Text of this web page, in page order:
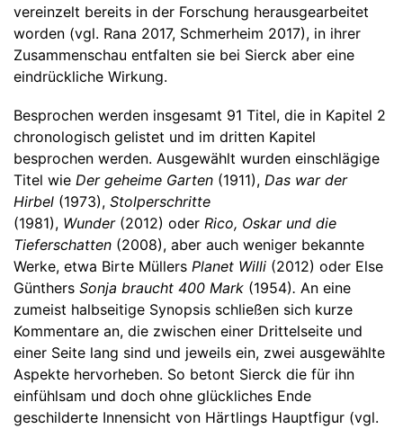
vereinzelt bereits in der Forschung herausgearbeitet
worden (vgl. Rana 2017, Schmerheim 2017), in ihrer
Zusammenschau entfalten sie bei Sierck aber eine
eindrückliche Wirkung.
Besprochen werden insgesamt 91 Titel, die in Kapitel 2
chronologisch gelistet und im dritten Kapitel
besprochen werden. Ausgewählt wurden einschlägige
Titel wie Der geheime Garten (1911), Das war der
Hirbel (1973), Stolperschritte
(1981), Wunder (2012) oder Rico, Oskar und die
Tieferschatten (2008), aber auch weniger bekannte
Werke, etwa Birte Müllers Planet Willi (2012) oder Else
Günthers Sonja braucht 400 Mark (1954). An eine
zumeist halbseitige Synopsis schließen sich kurze
Kommentare an, die zwischen einer Drittelseite und
einer Seite lang sind und jeweils ein, zwei ausgewählte
Aspekte hervorheben. So betont Sierck die für ihn
einfühlsam und doch ohne glückliches Ende
geschilderte Innensicht von Härtlings Hauptfigur (vgl.